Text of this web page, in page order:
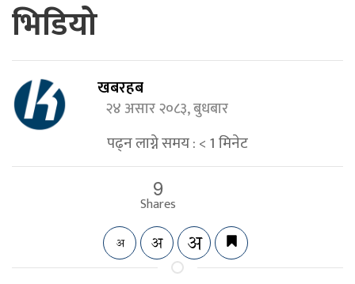
भिडियो
खबरहब
२४ असार २०८३, बुधबार
पढ्न लाग्ने समय :< 1मिनेट
9
Shares